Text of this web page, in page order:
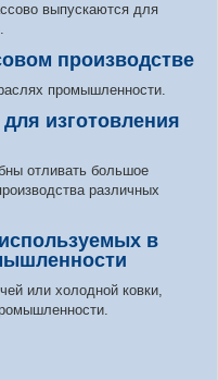
выпускаются для
производстве
промышленности.
изготовления
отливать большое
различных
в
или холодной ковки,